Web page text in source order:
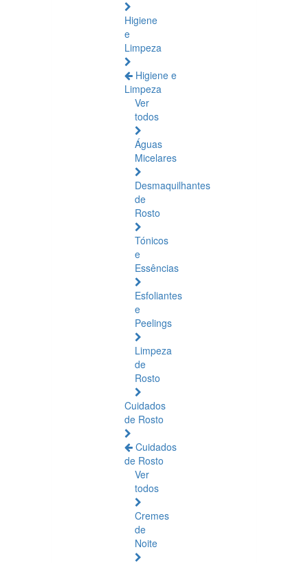
Higiene
e
Limpeza
Higiene e
Limpeza
Ver
todos
Águas
Micelares
Desmaquilhantes
de
Rosto
Tónicos
e
Essências
Esfoliantes
e
Peelings
Limpeza
de
Rosto
Cuidados
de Rosto
Cuidados
de Rosto
Ver
todos
Cremes
de
Noite